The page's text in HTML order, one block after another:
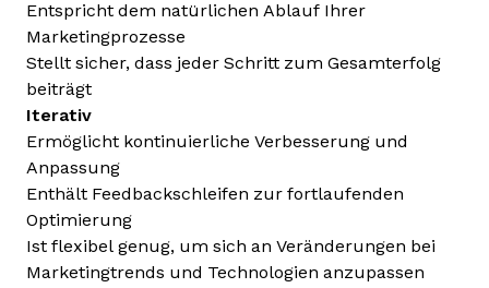
Entspricht dem natürlichen Ablauf Ihrer
Marketingprozesse
Stellt sicher, dass jeder Schritt zum Gesamterfolg
beiträgt
Iterativ
Ermöglicht kontinuierliche Verbesserung und
Anpassung
Enthält Feedbackschleifen zur fortlaufenden
Optimierung
Ist flexibel genug, um sich an Veränderungen bei
Marketingtrends und Technologien anzupassen